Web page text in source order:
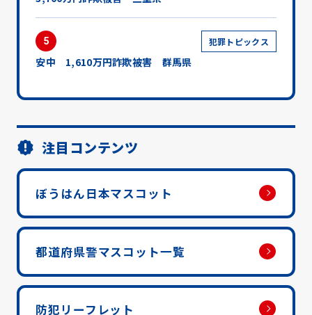
5 犯罪トピックス
安中 1,610万円詐欺被害 群馬県
注目コンテンツ
ぼうはん日本マスコット
都道府県警マスコット一覧
防犯リーフレット